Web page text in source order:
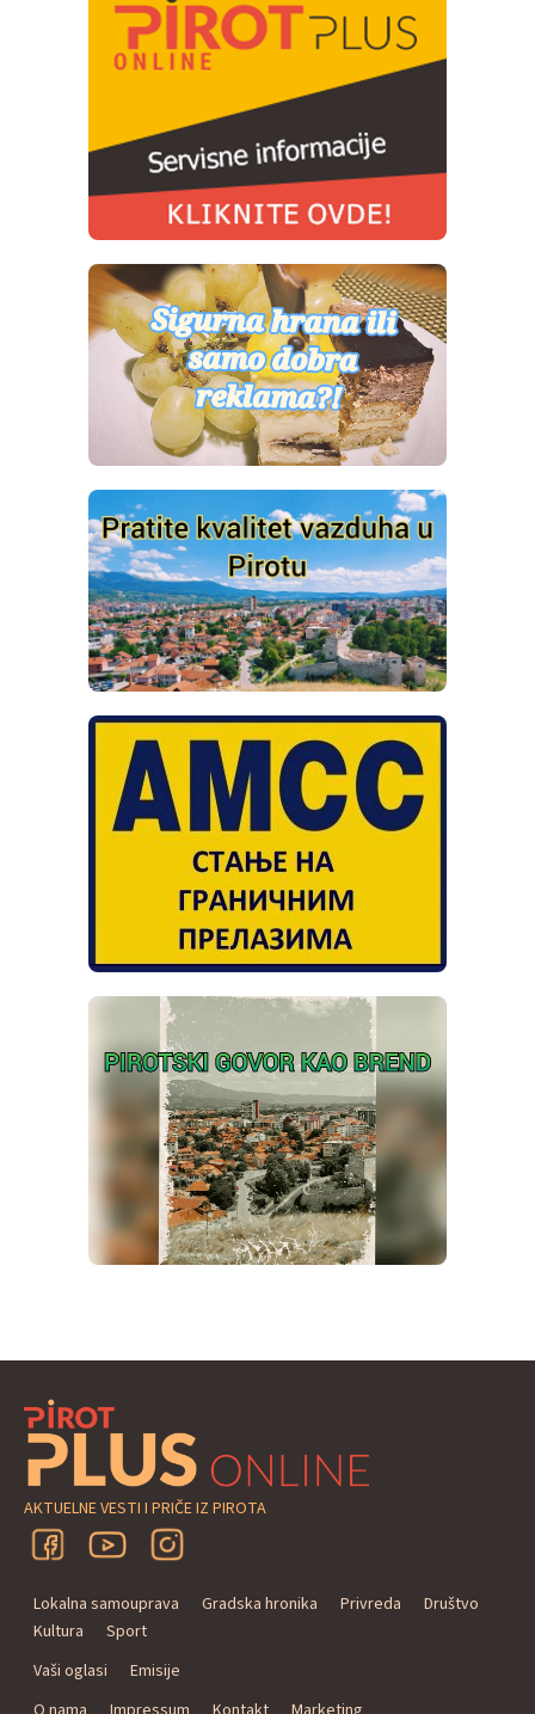
AKTUELNE VESTI I PRIČE IZ PIROTA
Lokalna samouprava Gradska hronika Privreda
Društvo
Kultura
Sport
Vaši oglasi
Emisije